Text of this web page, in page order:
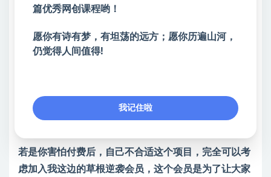
2、关于项目是否可以批量放大？一般个人身份信息可
3、关于新手小白上手问题？都是安排专业老师一对一
天200~500
若是你害怕付费后，自己不合适这个项目，完全可以考
虑加入我这边的草根逆袭会员，这个会员是为了让大家
篇优秀网创课程哟！
愿你有诗有梦，有坦荡的远方；愿你历遍山河，
仍觉得人间值得!
我记住啦